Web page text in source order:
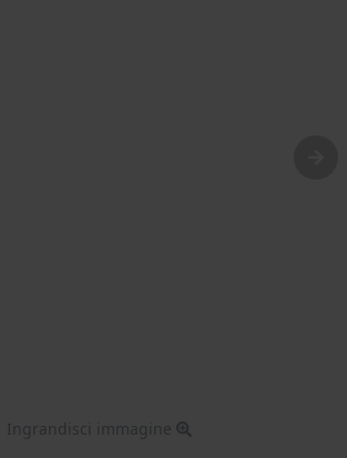
Ingrandisci immagine